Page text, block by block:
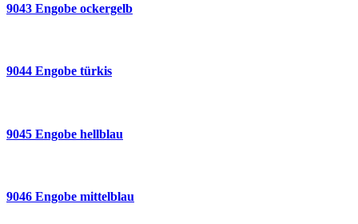
9043 Engobe ockergelb
9044 Engobe türkis
9045 Engobe hellblau
9046 Engobe mittelblau